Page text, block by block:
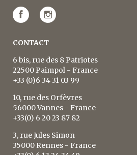
CONTACT
6 bis, rue des 8 Patriotes
22500 Paimpol - France
+33 (0)6 34 31 03 99
10, rue des Orfèvres
56000 Vannes - France
+33(0) 6 20 23 87 82
3, rue Jules Simon
35000 Rennes - France